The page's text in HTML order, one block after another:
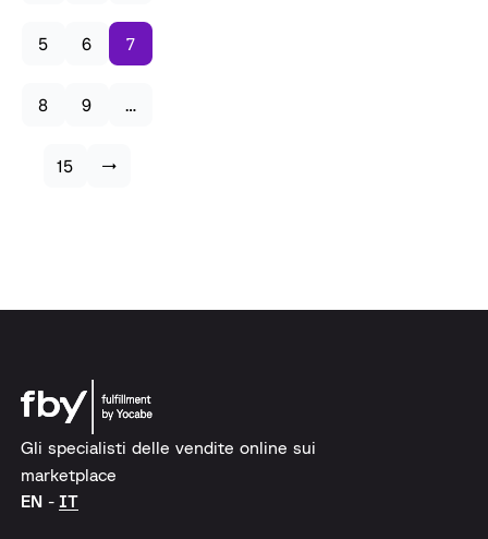
5 6 7
8 9 …
15 →
Gli specialisti delle vendite online sui
marketplace
EN
IT